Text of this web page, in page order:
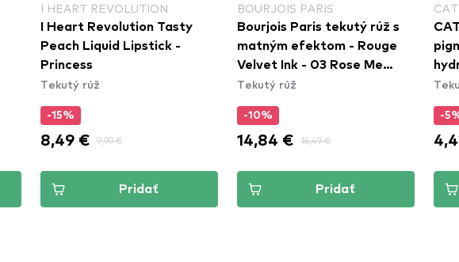
I HEART REVOLUTION
I Heart Revolution Tasty
Peach Liquid Lipstick -
Princess
Tekutý rúž
-15%
8,49 € 9,99 €
Pridať
BOURJOIS PARIS
Bourjois Paris tekutý rúž s
matným efektom - Rouge
Velvet Ink - 03 Rose Me
Tender
Tekutý rúž
-10%
14,84 € 16,49 €
Pridať
-